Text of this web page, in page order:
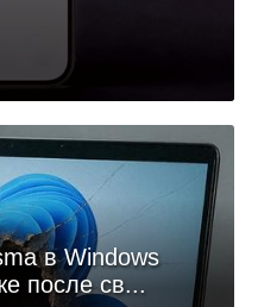
в Windows
после св...